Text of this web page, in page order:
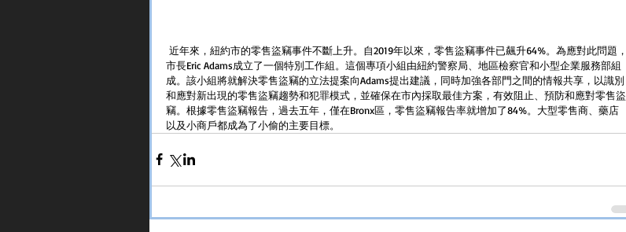
市長Eric Adams成立了一個特別工作組。這個專項小組由紐約警察局、地區檢察官和小型企業服務部組
成。該小組將就解決零售盜竊的立法提案向Adams提出建議，同時加強各部門之間的情報共享，以識別
和應對新出現的零售盜竊趨勢和犯罪模式，並確保在市內採取最佳方案，有效阻止、預防和應對零售盜
竊。根據零售盜竊報告，過去五年，僅在Bronx區，零售盜竊報告率就增加了84%。大型零售商、藥店
以及小商戶都成為了小偷的主要目標。